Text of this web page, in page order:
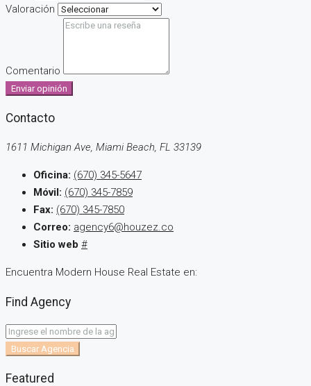
Valoración
Comentario
Enviar opinión
Contacto
1611 Michigan Ave, Miami Beach, FL 33139
Oficina: (670) 345-5647
Móvil: (670) 345-7859
Fax: (670) 345-7850
Correo: agency6@houzez.co
Sitio web #
Encuentra Modern House Real Estate en:
Find Agency
Buscar Agencia
Featured